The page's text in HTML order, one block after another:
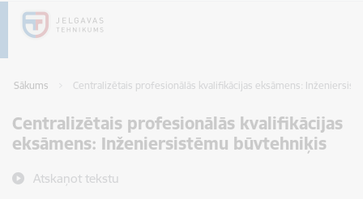
Sākums Centralizētais profesionālās kvalifikācijas eksāmens:
Centralizētais profesionālās kvalifikācijas
eksāmens: Inženiersistēmu būvtehniķis
Atskaņot tekstu